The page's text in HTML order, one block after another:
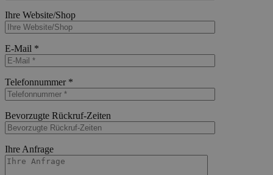
Ihre Website/Shop
E-Mail *
Telefonnummer *
Bevorzugte Rückruf-Zeiten
Ihre Anfrage